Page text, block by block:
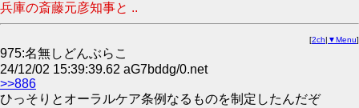
兵庫の斎藤元彦知事と ..
[2ch| ▼Menu]
975:名無しどんぶらこ
24/12/02 15:39:39.62 aG7bddg/0.net
>>886
ひっそりとオーラルケア条例なるものを制定したんだぞ